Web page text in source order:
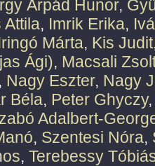
Árpád Hunor,
Attila, Imrik Erika,
Márta, Kis Judit
Ági), Macsali
, Nagy Eszter, Nagy
Béla, Peter Ghyczy
Adalbert-
, Szentesi Nóra,
, Terebessy